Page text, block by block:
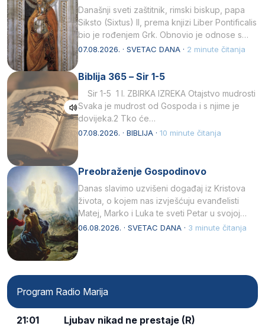
Današnji sveti zaštitnik, rimski biskup, papa
Siksto (Sixtus) II, prema knjizi Liber Pontificalis
bio je rođenjem Grk. Obnovio je odnose s
afričkim…
07.08.2026. · SVETAC DANA · 2 minute čitanja
Biblija 365 – Sir 1-5
Sir 1-5 1 I. ZBIRKA IZREKA Otajstvo mudrosti
Svaka je mudrost od Gospoda i s njime je
dovijeka.2 Tko će…
07.08.2026. · BIBLIJA · 10 minute čitanja
Preobraženje Gospodinovo
Danas slavimo uzvišeni događaj iz Kristova
života, o kojem nas izvješćuju evanđelisti
Matej, Marko i Luka te sveti Petar u svojoj
drugoj…
06.08.2026. · SVETAC DANA · 3 minute čitanja
Program Radio Marija
21:01 Ljubav nikad ne prestaje (R)